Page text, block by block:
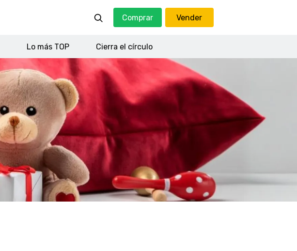
Comprar Vender
Lo más TOP Cierra el círculo